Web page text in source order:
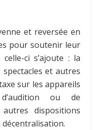
et reversée en
pour soutenir leur
ci s’ajoute : la
et autres
sur les appareils
ou de
autres dispositions